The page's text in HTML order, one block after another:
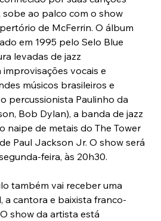
ao palco com o show
de McFerrin. O álbum
em 1995 pelo Selo Blue
levadas de jazz
vocais e
músicos brasileiros e
percussionista Paulinho da
Bob Dylan), a banda de jazz
naipe de metais do The Tower
Paul Jackson Jr. O show será
feira, às 20h30.
também vai receber uma
a cantora e baixista franco-
show da artista está